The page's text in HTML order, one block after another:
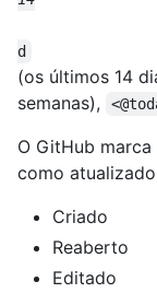
(os últimos 14
semanas),
O GitHub
como
Criado
Reaberto
Editado